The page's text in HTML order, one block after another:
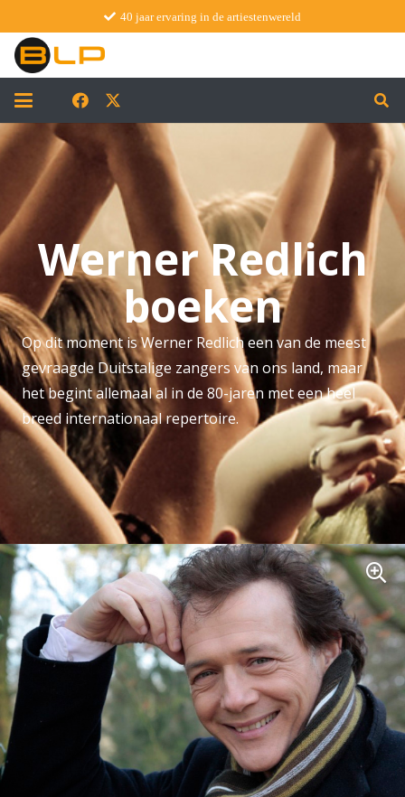
40 jaar ervaring in de artiestenwereld
Werner Redlich
boeken
Op dit moment is Werner Redlich een van de meest
gevraagde Duitstalige zangers van ons land, maar
het begint allemaal al in de 80-jaren met een heel
breed internationaal repertoire.